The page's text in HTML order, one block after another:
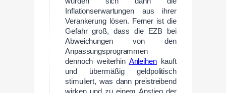
Inflationserwartungen aus ihrer
Verankerung lösen. Ferner ist die
Gefahr groß, dass die EZB bei
Abweichungen von den
Anpassungsprogrammen
dennoch weiterhin Anleihenkauft
und übermäßig geldpolitisch
stimuliert, was dann preistreibend